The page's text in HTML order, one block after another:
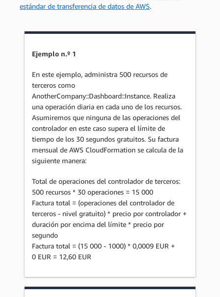
estándar de transferencia de datos de AWS.
Ejemplo n.º 1
En este ejemplo, administra 500 recursos de
terceros como
AnotherCompany::Dashboard::Instance. Realiza
una operación diaria en cada uno de los recursos.
Asumiremos que ninguna de las operaciones del
controlador en este caso supera el límite de
tiempo de los 30 segundos gratuitos. Su factura
mensual de AWS CloudFormation se calcula de la
siguiente manera:
Total de operaciones del controlador de terceros:
500 recursos * 30 operaciones = 15 000
Factura total = (operaciones del controlador de
terceros - nivel gratuito) * precio por controlador +
duración por encima del límite * precio por
segundo
Factura total = (15 000 - 1000) * 0,0009 EUR +
0 EUR = 12,60 EUR